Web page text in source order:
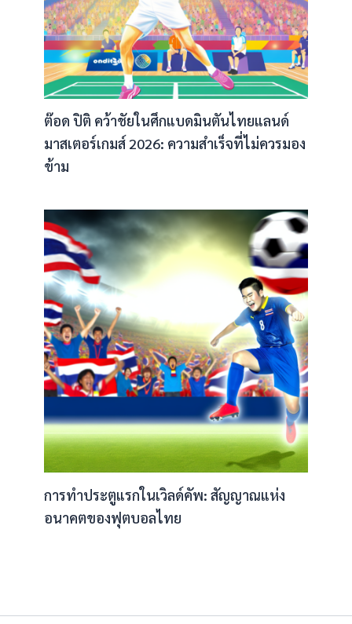
ต๊อด ปิติ คว้าชัยในศึกแบดมินตันไทยแลนด์
มาสเตอร์เกมส์ 2026: ความสำเร็จที่ไม่ควรมอง
ข้าม
การทำประตูแรกในเวิลด์คัพ: สัญญาณแห่ง
อนาคตของฟุตบอลไทย